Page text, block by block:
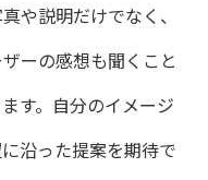
や説明だけでなく、
ーの感想も聞くこと
す。自分のイメージ
沿った提案を期待で